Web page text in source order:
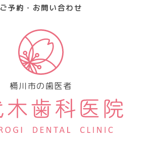
ご予約・お問い合わせ
桶川市の歯医者